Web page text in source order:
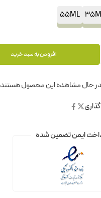
55ML
افزودن به سبد خرید
حال مشاهده این محصول هستند.
ایمن تضمین شده